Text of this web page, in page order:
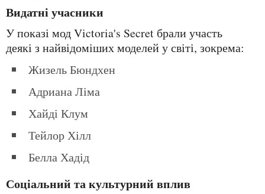
Видатні учасники
У показі мод Victoria's Secret брали участь
деякі з найвідоміших моделей у світі, зокрема:
Жизель Бюндхен
Адриана Ліма
Хайді Клум
Тейлор Хілл
Белла Хадід
Соціальний та культурний вплив